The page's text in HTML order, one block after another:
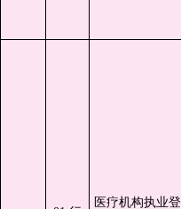
医疗机构执业登